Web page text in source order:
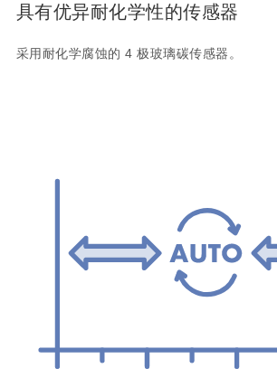
具有优异耐化学性的传感器
采用耐化学腐蚀的 4 极玻璃碳传感器。